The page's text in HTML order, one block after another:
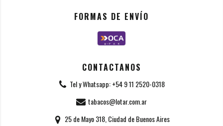
FORMAS DE ENVÍO
CONTACTANOS
Tel y Whatsapp: +54 9 11 2520-0318
tabacos@lotar.com.ar
25 de Mayo 318, Ciudad de Buenos Aires